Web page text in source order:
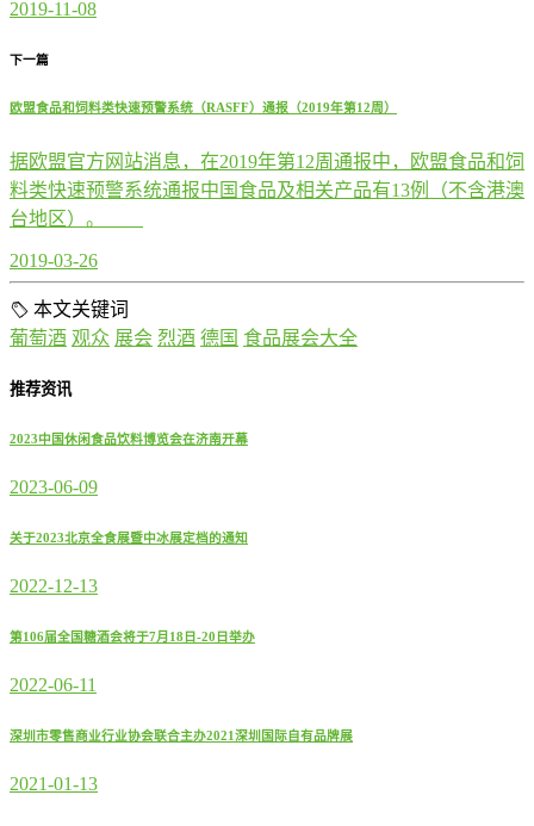
2019-11-08
下一篇
欧盟食品和饲料类快速预警系统（RASFF）通报（2019年第12周）
据欧盟官方网站消息，在2019年第12周通报中，欧盟食品和饲
料类快速预警系统通报中国食品及相关产品有13例（不含港澳
台地区）。
2019-03-26
本文关键词
葡萄酒 观众 展会 烈酒 德国 食品展会大全
推荐资讯
2023中国休闲食品饮料博览会在济南开幕
2023-06-09
关于2023北京全食展暨中冰展定档的通知
2022-12-13
第106届全国糖酒会将于7月18日-20日举办
2022-06-11
深圳市零售商业行业协会联合主办2021深圳国际自有品牌展
2021-01-13